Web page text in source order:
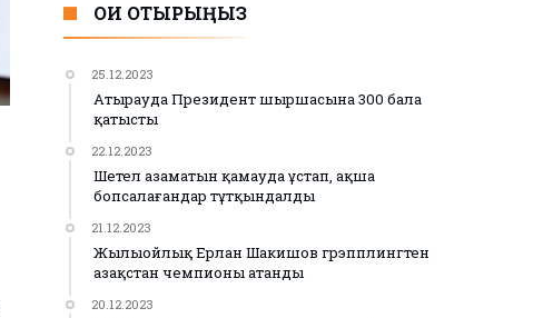
ОҚИ ОТЫРЫҢЫЗ
25.12.2023
Атырауда Президент шыршасына 300 бала
қатысты
22.12.2023
Шетел азаматын қамауда ұстап, ақша
бопсалағандар тұтқындалды
21.12.2023
Жылыойлық Ерлан Шакишов грэпплингтен
Қазақстан чемпионы атанды
20.12.2023